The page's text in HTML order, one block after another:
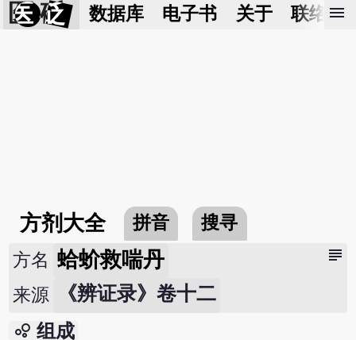
医 砭 数据库 电子书 关于 联络我
menu
方剂大全 拼音 搜寻
subject
方名 蛤蚧救喘丹
来源 《辨证录》卷十二
bubble_chart 组成